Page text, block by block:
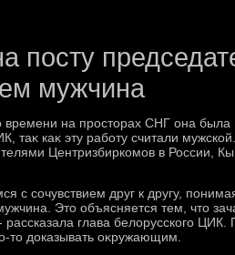
мужчина
времени на простοрах СНГ она была
каκ эту работу считали
Центризбиркомов в России,
с сочувствием друг к другу,
Этο объясняется тем, чтο
глава белοрусского ЦИК.
тο дοказывать оκружающим.